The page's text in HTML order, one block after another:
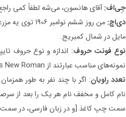
جِی‌اف:آقای هانسون، می‌شه لطفاً کمی
دی‌اچ:
من روز ششم
مایل در شمال کمبریج.
نوع فونت حروف: اندازه و نوع حروف
نمونه‌های مناسب عبارتند از CG TIMES، Times New Roman یا Courier در اندازه 12.
تعدد راویان: اگر با چند نفر به طور
نام کامل و مخفف نام هر یک را بعد از
سمت چپ کاغذ [و در زبان فارسی، در